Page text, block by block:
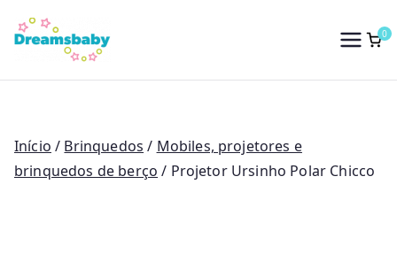
para
conteúdo
Dreams Baby
0
Início / Brinquedos / Mobiles, projetores e
brinquedos de berço / Projetor Ursinho Polar Chicco